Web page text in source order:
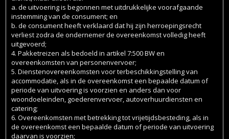
a. de uitvoering is begonnen met uitdrukkelijke voorafgaande
instemming van de consument; en
b. de consument heeft verklaard dat hij zijn herroepingsrecht
verliest zodra de ondernemer de overeenkomst volledig heeft
uitgevoerd;
4. Pakketreizen als bedoeld in artikel 7:500 BW en
overeenkomsten van personenvervoer;
5. Dienstenovereenkomsten voor terbeschikkingstelling van
accommodatie, als in de overeenkomst een bepaalde datum of
periode van uitvoering is voorzien en anders dan voor
woondoeleinden, goederenvervoer, autoverhuurdiensten en
catering;
6. Overeenkomsten met betrekking tot vrijetijdsbesteding, als in
de overeenkomst een bepaalde datum of periode van uitvoering
daarvan is voorzien;